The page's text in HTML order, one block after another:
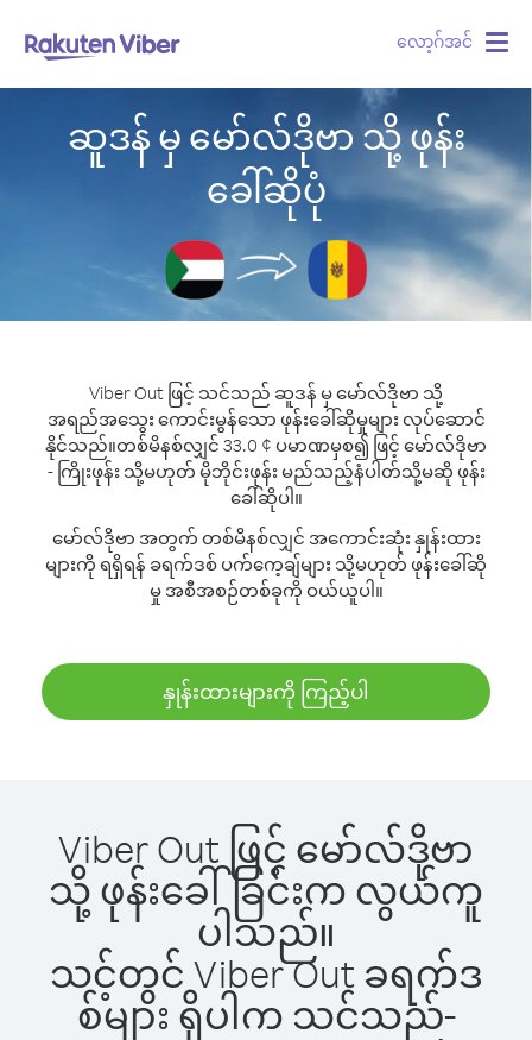
လော့ဂ်အင်
ဆူဒန် မှ မော်လ်ဒိုဗာ သို့ ဖုန်း
ခေါ်ဆိုပုံ
Viber Out ဖြင့် သင်သည် ဆူဒန် မှ မော်လ်ဒိုဗာ သို့
အရည်အသွေး ကောင်းမွန်သော ဖုန်းခေါ်ဆိုမှုများ လုပ်ဆောင်
နိုင်သည်။တစ်မိနစ်လျှင် 33.0 ¢ ပမာဏမှစ၍ ဖြင့် မော်လ်ဒိုဗာ
- ကြိုးဖုန်း သို့မဟုတ် မိုဘိုင်းဖုန်း မည်သည့်နံပါတ်သို့မဆို ဖုန်း
ခေါ်ဆိုပါ။
မော်လ်ဒိုဗာ အတွက် တစ်မိနစ်လျှင် အကောင်းဆုံး နှုန်းထား
များကို ရရှိရန် ခရက်ဒစ် ပက်ကေ့ချ်များ သို့မဟုတ် ဖုန်းခေါ်ဆို
မှု အစီအစဉ်တစ်ခုကို ဝယ်ယူပါ။
နှုန်းထားများကို ကြည့်ပါ
Viber Out ဖြင့် မော်လ်ဒိုဗာ
သို့ ဖုန်းခေါ်ခြင်းက လွယ်ကူ
ပါသည်။
သင့်တွင် Viber Out ခရက်ဒ
စ်များ ရှိပါက သင်သည်-